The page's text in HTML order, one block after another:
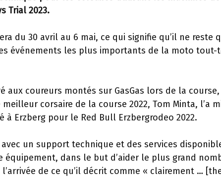
Trial 2023.
du 30 avril au 6 mai, ce qui signifie qu’il ne reste
événements les plus importants de la moto tout-
aux coureurs montés sur GasGas lors de la course,
corsaire de la course 2022, Tom Minta, l’a
à Erzberg pour le Red Bull Erzbergrodeo 2022.
avec un support technique et des services
dans le but d’aider le plus grand
de ce qu’il décrit comme « clairement …